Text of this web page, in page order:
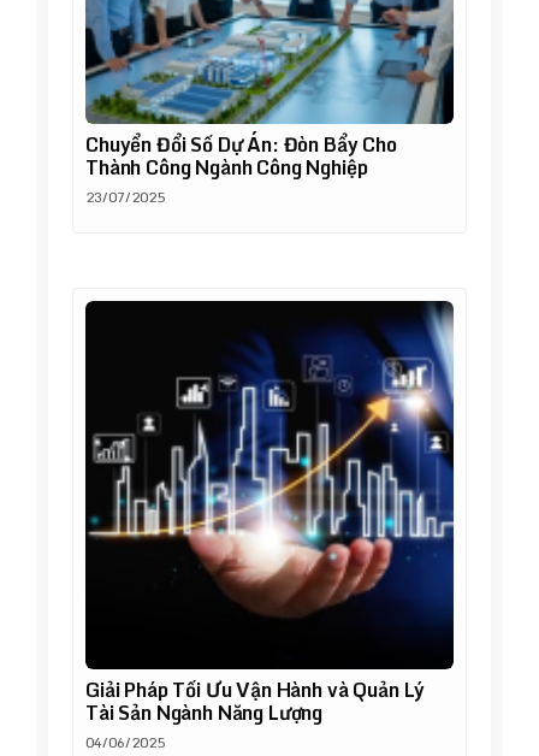
Chuyển Đổi Số Dự Án: Đòn Bẩy Cho
Thành Công Ngành Công Nghiệp
23/07/2025
Giải Pháp Tối Ưu Vận Hành và Quản Lý
Tài Sản Ngành Năng Lượng
04/06/2025